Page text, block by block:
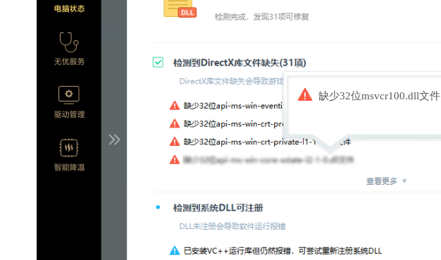
缺少32位msvcr100.dll文件